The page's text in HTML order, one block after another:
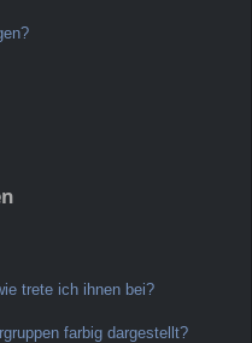
trete ich ihnen bei?
farbig dargestellt?